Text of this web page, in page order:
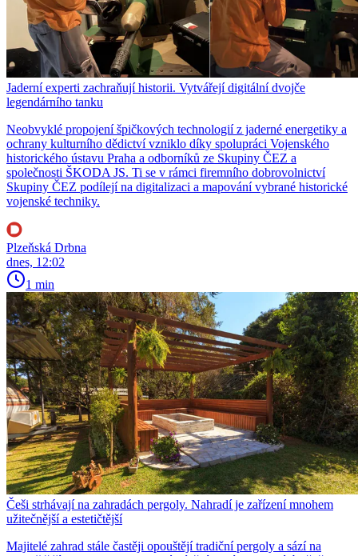
Jaderní experti zachraňují historii. Vytvářejí digitální dvojče
legendárního tanku
Neobvyklé propojení špičkových technologií z jaderné energetiky a
ochrany kulturního dědictví vzniklo díky spolupráci Vojenského
historického ústavu Praha a odborníků ze Skupiny ČEZ a
společnosti ŠKODA JS. Ti se v rámci firemního dobrovolnictví
Skupiny ČEZ podílejí na digitalizaci a mapování vybrané historické
vojenské techniky.
Plzeňská Drbna
dnes, 12:02
1 min
Češi strhávají na zahradách pergoly. Nahradí je zařízení mnohem
užitečnější a estetičtější
Majitelé zahrad stále častěji opouštějí tradiční pergoly a sází na